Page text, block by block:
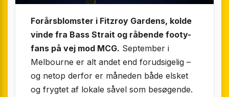
Forårsblomster i Fitzroy Gardens, kolde
vinde fra Bass Strait og råbende footy-
fans på vej mod MCG. September i
Melbourne er alt andet end forudsigelig –
og netop derfor er måneden både elsket
og frygtet af lokale såvel som besøgende.